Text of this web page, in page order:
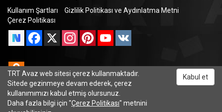
Kullanım Şartları
Gizlilik Politikası ve Aydınlatma Metni
Çerez Politikası
Facebook
X InstagramPinterestYouTube
Odnoklassniki
TRT Avaz web sitesi çerez kullanmaktadır.
Sitede gezinmeye devam ederek, çerez
kullanımımızı kabul etmiş olursunuz.
Daha fazla bilgi için "Çerez Politikası" metnini
Kabul et